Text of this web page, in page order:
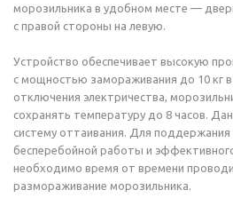
морозильника в удобном месте —
с правой стороны на левую.
Устройство обеспечивает высокую
с мощностью замораживания до 10 кг в
отключения электричества,
сохранять температуру до 8 часов.
систему оттаивания. Для
бесперебойной работы и
необходимо время от времени
размораживание морозильника.